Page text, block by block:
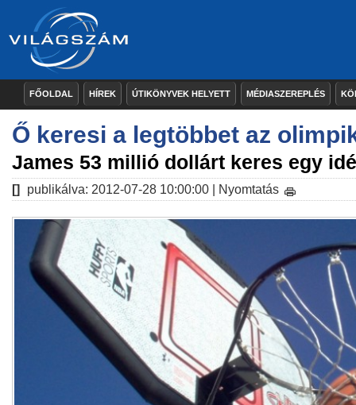
FŐOLDAL HÍREK ÚTIKÖNYVEK HELYETT MÉDIASZEREPLÉS
Ő keresi a legtöbbet az
James 53 millió dollárt keres egy
[] publikálva: 2012-07-28 10:00:00 | Nyomtatás